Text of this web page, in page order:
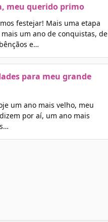
meu querido primo
festejar! Mais uma etapa
um ano de conquistas, de
e…
para meu grande
um ano mais velho, meu
por aí, um ano mais